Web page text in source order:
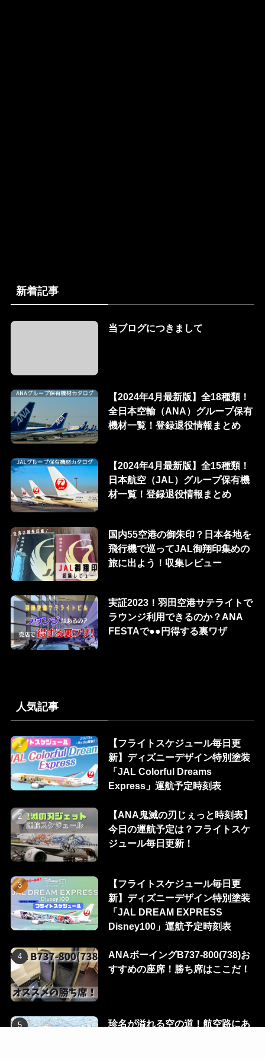
新着記事
当ブログにつきまして
【2024年4月最新版】全18種類！
全日本空輸（ANA）グループ保有
機材一覧！登録退役情報まとめ
【2024年4月最新版】全15種類！
日本航空（JAL）グループ保有機
材一覧！登録退役情報まとめ
国内55空港の御朱印？日本各地を
飛行機で巡ってJAL御翔印集めの
旅に出よう！収集レビュー
実証2023！羽田空港サテライトで
ラウンジ利用できるのか？ANA
FESTAで●●円得する裏ワザ
人気記事
【フライトスケジュール毎日更
新】ディズニーデザイン特別塗装
「JAL Colorful Dreams
Express」運航予定時刻表
【ANA鬼滅の刃じぇっと時刻表】
今日の運航予定は？フライトスケ
ジュール毎日更新！
【フライトスケジュール毎日更
新】ディズニーデザイン特別塗装
「JAL DREAM EXPRESS
Disney100」運航予定時刻表
ANAボーイングB737-800(738)お
すすめの座席！勝ち席はここだ！
珍名が溢れる空の道！航空路にあ